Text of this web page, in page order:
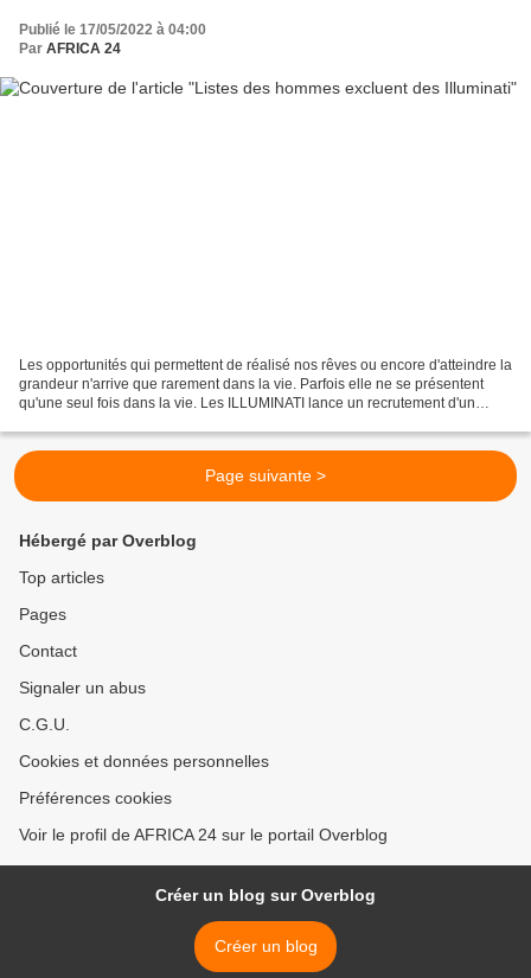
Publié le 17/05/2022 à 04:00
Par AFRICA 24
Les opportunités qui permettent de réalisé nos rêves ou encore d'atteindre la
grandeur n'arrive que rarement dans la vie. Parfois elle ne se présentent
qu'une seul fois dans la vie. Les ILLUMINATI lance un recrutement d'un
Page suivante >
Hébergé par Overblog
Top articles
Pages
Contact
Signaler un abus
C.G.U.
Cookies et données personnelles
Préférences cookies
Voir le profil de AFRICA 24 sur le portail Overblog
Créer un blog sur Overblog
Créer un blog